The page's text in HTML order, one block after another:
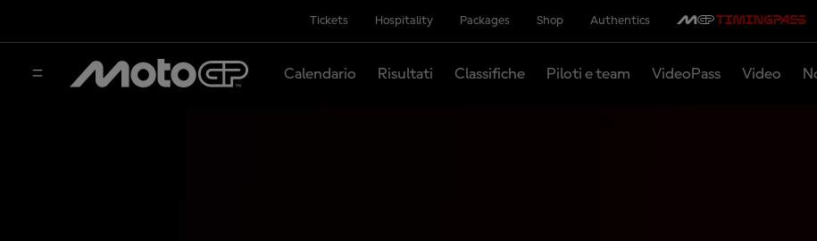
Tickets Hospitality Packages Shop Authentics
Calendario Risultati Classifiche Piloti e team VideoPass Video